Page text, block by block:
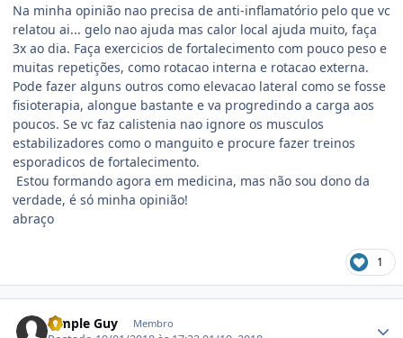
Na minha opinião nao precisa de anti-inflamatório pelo que vc
relatou ai... gelo nao ajuda mas calor local ajuda muito, faça
3x ao dia. Faça exercicios de fortalecimento com pouco peso e
muitas repetições, como rotacao interna e rotacao externa.
Pode fazer alguns outros como elevacao lateral como se fosse
fisioterapia, alongue bastante e va progredindo a carga aos
poucos. Se vc faz calistenia nao ignore os musculos
estabilizadores como o manguito e procure fazer treinos
esporadicos de fortalecimento.
Estou formando agora em medicina, mas não sou dono da
verdade, é só minha opinião!
abraço
1
Simple Guy Membro